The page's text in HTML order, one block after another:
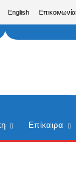
English Επικοινωνία
Επίκαιρα